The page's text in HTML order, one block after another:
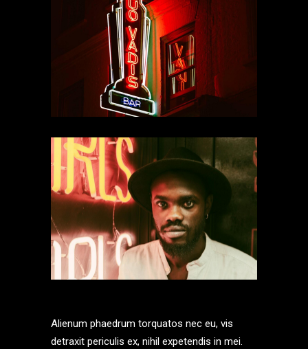
Alienum phaedrum torquatos nec eu, vis
detraxit periculis ex, nihil expetendis in mei.